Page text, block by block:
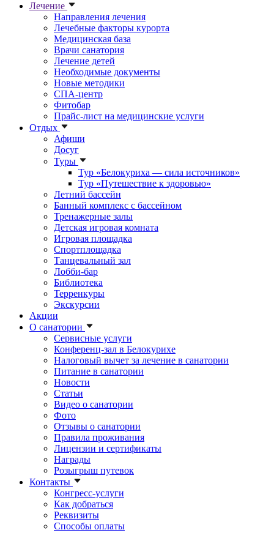
Лечение
Направления лечения
Лечебные факторы курорта
Медицинская база
Врачи санатория
Лечение детей
Необходимые документы
Новые методики
СПА-центр
Фитобар
Прайс-лист на медицинские услуги
Отдых
Афиши
Досуг
Туры
Тур «Белокуриха — сила источников»
Тур «Путешествие к здоровью»
Летний бассейн
Банный комплекс с бассейном
Тренажерные залы
Детская игровая комната
Игровая площадка
Спортплощадка
Танцевальный зал
Лобби-бар
Библиотека
Терренкуры
Экскурсии
Акции
О санатории
Сервисные услуги
Конференц-зал в Белокурихе
Налоговый вычет за лечение в санатории
Питание в санатории
Новости
Статьи
Видео о санатории
Фото
Отзывы о санатории
Правила проживания
Лицензии и сертификаты
Награды
Розыгрыш путевок
Контакты
Конгресс-услуги
Как добраться
Реквизиты
Способы оплаты